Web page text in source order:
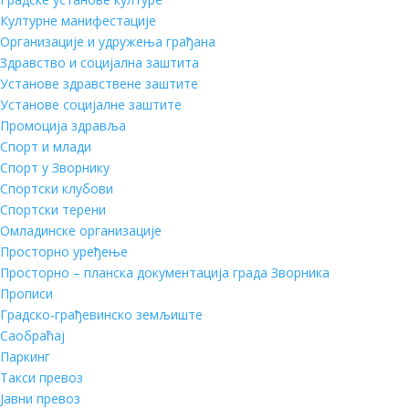
Културне манифестације
Организације и удружења грађана
Здравство и социјална заштита
Установе здравствене заштите
Установе социјалне заштите
Промоција здравља
Спорт и млади
Спорт у Зворнику
Спортски клубови
Спортски терени
Омладинске организације
Просторно уређење
Просторно – планска документација града Зворника
Прописи
Градско-грађевинско земљиште
Саобраћај
Паркинг
Такси превоз
Јавни превоз